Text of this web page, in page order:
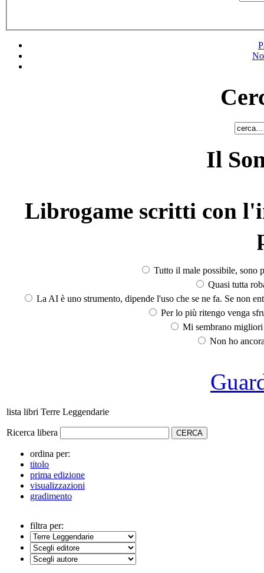
Il
Librogame scritti con
Tutto il male possibile, sono
Quasi tutta
La AI è uno strumento, dipende l'uso che se ne fa. Se non
Per lo più ritengo venga
Mi sembrano
Non ho
lista libri Terre Leggendarie
Ricerca libera
ordina per:
titolo
prima edizione
visualizzazioni
gradimento
filtra per: